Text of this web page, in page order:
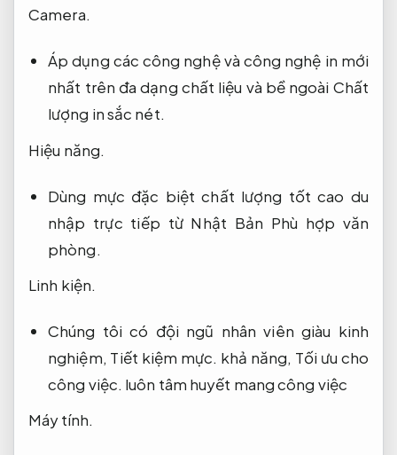
Camera.
Áp dụng các công nghệ và công nghệ in mới
nhất trên đa dạng chất liệu và bề ngoài Chất
lượng in sắc nét.
Hiệu năng.
Dùng mực đặc biệt chất lượng tốt cao du
nhập trực tiếp từ Nhật Bản Phù hợp văn
phòng.
Linh kiện.
Chúng tôi có đội ngũ nhân viên giàu kinh
nghiệm, Tiết kiệm mực. khả năng, Tối ưu cho
công việc. luôn tâm huyết mang công việc
Máy tính.